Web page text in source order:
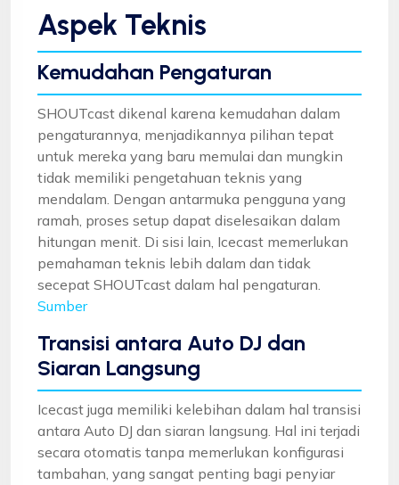
Aspek Teknis
Kemudahan Pengaturan
SHOUTcast dikenal karena kemudahan dalam
pengaturannya, menjadikannya pilihan tepat
untuk mereka yang baru memulai dan mungkin
tidak memiliki pengetahuan teknis yang
mendalam. Dengan antarmuka pengguna yang
ramah, proses setup dapat diselesaikan dalam
hitungan menit. Di sisi lain, Icecast memerlukan
pemahaman teknis lebih dalam dan tidak
secepat SHOUTcast dalam hal pengaturan.
Sumber
Transisi antara Auto DJ dan
Siaran Langsung
Icecast juga memiliki kelebihan dalam hal transisi
antara Auto DJ dan siaran langsung. Hal ini terjadi
secara otomatis tanpa memerlukan konfigurasi
tambahan, yang sangat penting bagi penyiar